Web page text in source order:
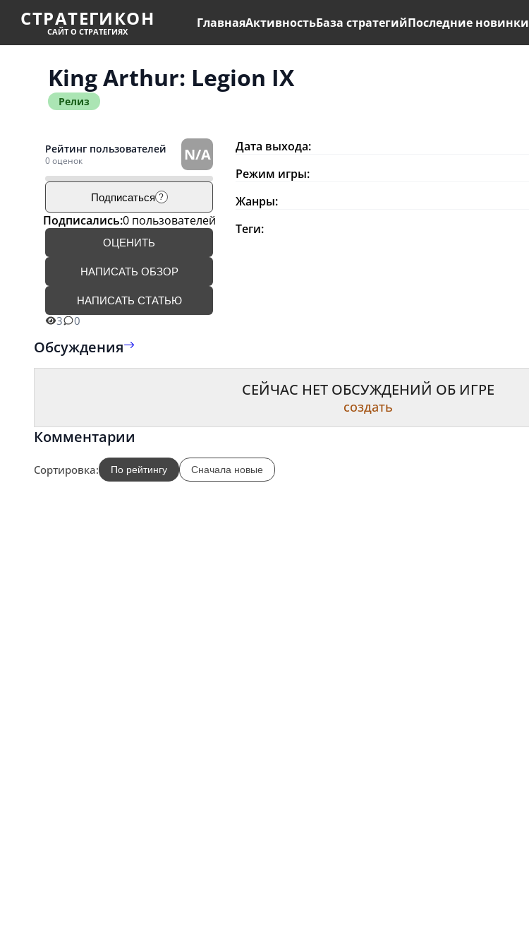
СТРАТЕГИКОН
САЙТ О СТРАТЕГИЯХ
ГлавнаяАктивностьБаза стратегийПоследние новинки
King Arthur: Legion IX
Релиз
Рейтинг пользователей
0 оценок N/A
Подписаться ?
Подписались:0 пользователей
ОЦЕНИТЬ
НАПИСАТЬ ОБЗОР
НАПИСАТЬ СТАТЬЮ
3 0
Дата выхода:
Режим игры:
Жанры:
Теги:
Обсуждения
СЕЙЧАС НЕТ ОБСУЖДЕНИЙ ОБ ИГРЕ
создать
Комментарии
Сортировка: По рейтингу Сначала новые